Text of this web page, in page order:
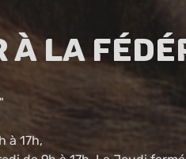
à la
à 17h,